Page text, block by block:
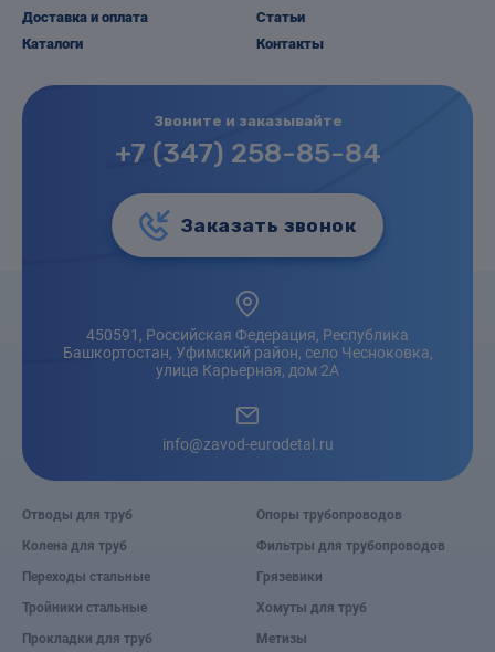
Доставка и оплата
Каталоги
Статьи
Контакты
Звоните и заказывайте
+7 (347) 258-85-84
Заказать звонок
450591, Российская Федерация, Республика
Башкортостан, Уфимский район, село Чесноковка,
улица Карьерная, дом 2А
info@zavod-eurodetal.ru
Отводы для труб
Колена для труб
Переходы стальные
Тройники стальные
Прокладки для труб
Опоры трубопроводов
Фильтры для трубопроводов
Грязевики
Хомуты для труб
Метизы